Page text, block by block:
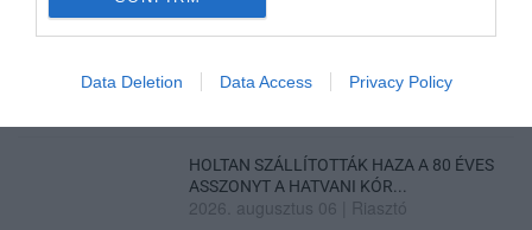
Data Deletion Data Access Privacy Policy
KÓRHÁZBAN: TÖBB MINT 70 ...
HOLTAN SZÁLLÍTOTTÁK HAZA A 80 ÉVES
ASSZONYT A HATVANI KÓR...
2026. augusztus 06 Riasztó